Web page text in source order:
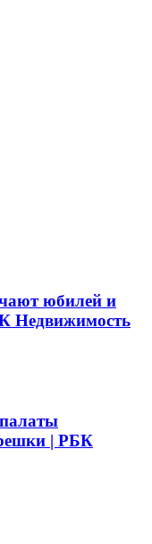
юбилей и
Недвижимость
| РБК